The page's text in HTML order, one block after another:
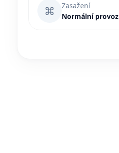
⌘
Zasažení
Normální provoz